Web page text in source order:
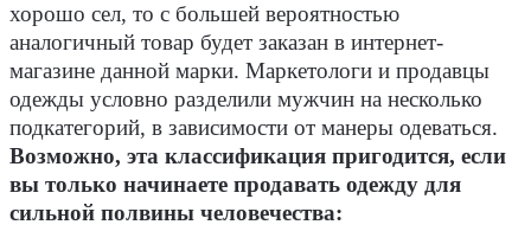
хорошо сел, то с большей вероятностью
аналогичный товар будет заказан в интернет-
магазине данной марки. Маркетологи и продавцы
одежды условно разделили мужчин на несколько
подкатегорий, в зависимости от манеры одеваться.
Возможно, эта классификация пригодится, если
вы только начинаете продавать одежду для
сильной полвины человечества: